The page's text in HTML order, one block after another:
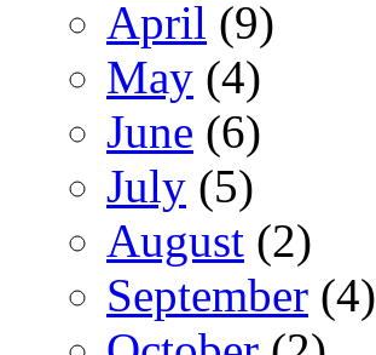
April (9)
May (4)
June (6)
July (5)
August (2)
September (4)